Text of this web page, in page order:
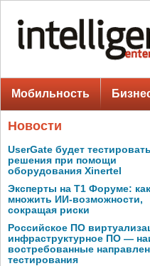
Мобильность
Новости
UserGate будет
решения при помощи
оборудования Xinertel
Эксперты на Т1 Форуме: как
множить ИИ-возможности,
сокращая риски
Российское ПО
инфраструктурное ПО —
востребованные
тестирования